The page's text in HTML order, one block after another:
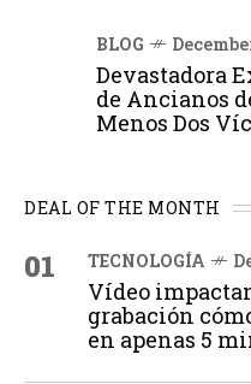
BLOG
Devastadora
de Ancianos
Menos Dos
DEAL OF THE MONTH
01 TECNOLOGÍA
Vídeo
grabación
en apenas 5